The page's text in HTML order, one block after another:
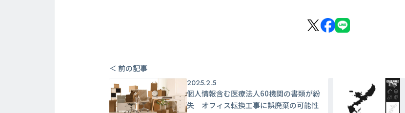
＜ 前の記事
2025.2.5
個人情報含む医療法人60機関の書類が紛
失 オフィス転換工事に誤廃棄の可能性